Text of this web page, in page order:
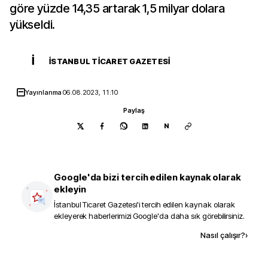
göre yüzde 14,35 artarak 1,5 milyar dolara
yükseldi.
İ İSTANBUL TICARET GAZETESI
Yayınlanma06.08.2023, 11:10
Paylaş
N
Google'da bizi tercih edilen kaynak olarak
ekleyin
İstanbul Ticaret Gazetesi'i tercih edilen kaynak olarak
ekleyerek haberlerimizi Google'da daha sık görebilirsiniz.
Nasıl çalışır?›